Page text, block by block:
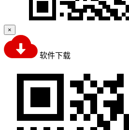
×
软件下载